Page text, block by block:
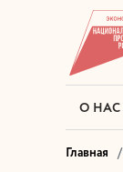
О НАС
Главная